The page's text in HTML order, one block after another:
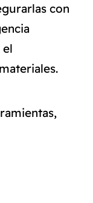
con
,